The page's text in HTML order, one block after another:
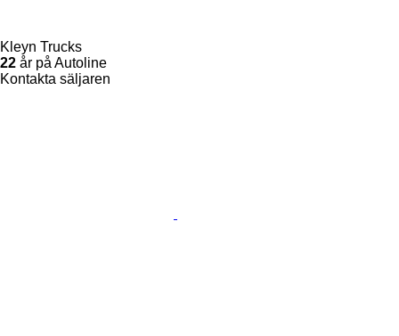
Kleyn Trucks
22 år på Autoline
Kontakta säljaren